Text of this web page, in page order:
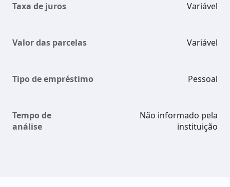
Taxa de juros Variável
Valor das parcelas Variável
Tipo de empréstimo Pessoal
Tempo de
análise
Não informado pela
instituição